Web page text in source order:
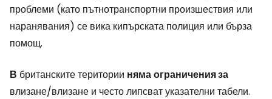
проблеми (като пътнотранспортни произшествия или
наранявания) се вика кипърската полиция или бърза
помощ.
В британските територии нямаограничения за
влизане/влизане и често липсват указателни табели.